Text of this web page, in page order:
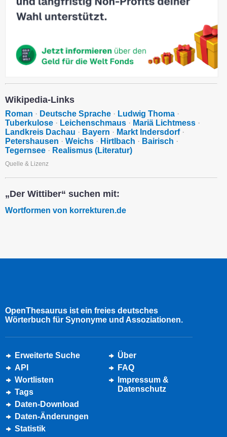
Wikipedia-Links
Roman · Deutsche Sprache · Ludwig Thoma ·
Tuberkulose · Leichenschmaus · Mariä Lichtmess ·
Landkreis Dachau · Bayern · Markt Indersdorf·
Petershausen · Weichs · Hirtlbach · Bairisch ·
Tegernsee · Realismus (Literatur)
Quelle & Lizenz
„Der Wittiber“ suchen mit:
Wortformen von korrekturen.de
OpenThesaurus ist ein freies deutsches
Wörterbuch für Synonyme und Assoziationen.
Erweiterte Suche
API
Wortlisten
Tags
Daten-Download
Daten-Änderungen
Statistik
Über
FAQ
Impressum &
Datenschutz